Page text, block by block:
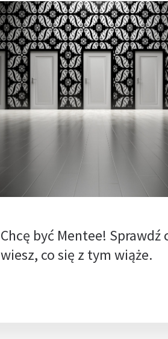
Chcę być Mentee! Sprawdź
wiesz, co się z tym wiąże.